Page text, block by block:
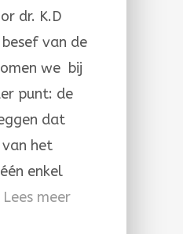
dr. K.D
van de
we bij
punt: de
dat
het
enkel
Lees meer: